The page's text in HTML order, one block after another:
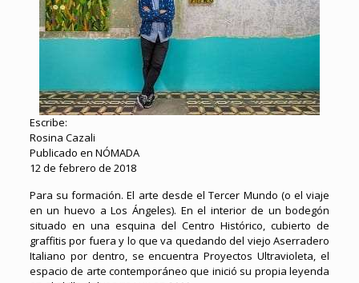
Escribe:
Rosina Cazali
Publicado en NÓMADA
12 de febrero de 2018
Para su formación. El arte desde el Tercer Mundo (o el viaje
en un huevo a Los Ángeles). En el interior de un bodegón
situado en una esquina del Centro Histórico, cubierto de
graffitis por fuera y lo que va quedando del viejo Aserradero
Italiano por dentro, se encuentra Proyectos Ultravioleta, el
espacio de arte contemporáneo que inició su propia leyenda